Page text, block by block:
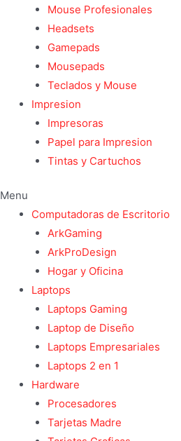
Mouse Profesionales
Headsets
Gamepads
Mousepads
Teclados y Mouse
Impresion
Impresoras
Papel para Impresion
Tintas y Cartuchos
Menu
Computadoras de Escritorio
ArkGaming
ArkProDesign
Hogar y Oficina
Laptops
Laptops Gaming
Laptop de Diseño
Laptops Empresariales
Laptops 2 en 1
Hardware
Procesadores
Tarjetas Madre